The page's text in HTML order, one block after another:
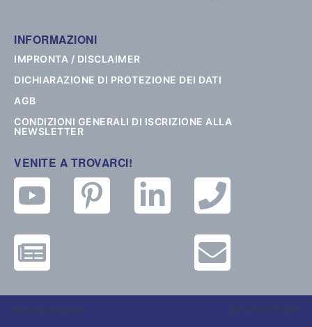
INFORMAZIONI
IMPRONTA / DISCLAIMER
DICHIARAZIONE DI PROTEZIONE DEI DATI
AGB
CONDIZIONI GENERALI DI ISCRIZIONE ALLA
NEWSLETTER
VENITE A TROVARCI!
© All rights reserved IMD EUROPE GMBH